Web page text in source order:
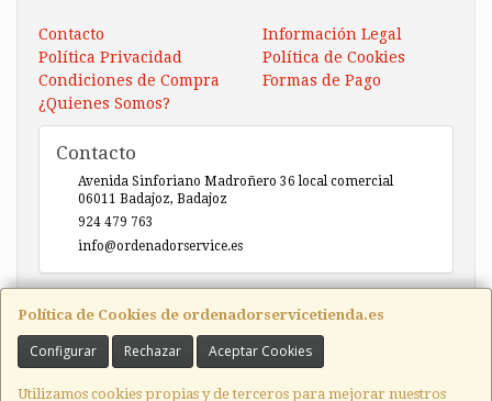
Política de Cookies de ordenadorservicetienda.es
Configurar Rechazar Aceptar Cookies
Utilizamos cookies propias y de terceros para mejorar nuestros
Contacto
Información Legal
Política Privacidad
Política de Cookies
Condiciones de Compra
Formas de Pago
¿Quienes Somos?
Contacto
Avenida Sinforiano Madroñero 36 local comercial
06011 Badajoz, Badajoz
924 479 763
info@ordenadorservice.es
Horario
Lunes-Viernes 9h30-14h00 / 17h00-20h30 Sábado 10h30-
14h00